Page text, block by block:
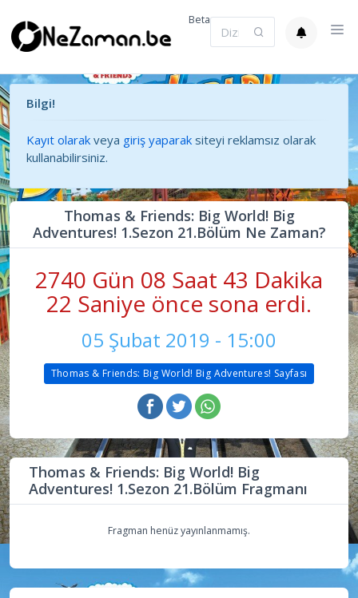
Beta
Bilgi!
Kayıt olarak veya giriş yaparak siteyi reklamsız olarak
kullanabilirsiniz.
Thomas & Friends: Big World! Big
Adventures! 1.Sezon 21.Bölüm Ne Zaman?
2740 Gün 08 Saat 43 Dakika
22 Saniye önce sona erdi.
05 Şubat 2019 - 15:00
Thomas & Friends: Big World! Big Adventures! Sayfası
Thomas & Friends: Big World! Big
Adventures! 1.Sezon 21.Bölüm Fragmanı
Fragman henüz yayınlanmamış.